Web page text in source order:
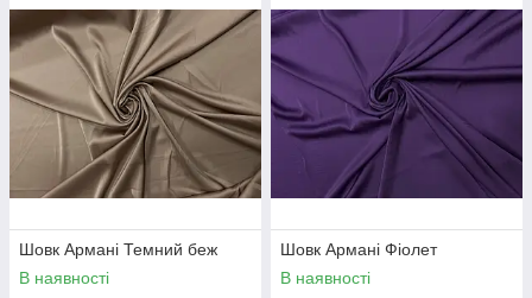
Шовк Армані Темний беж
В наявності
Шовк Армані Фіолет
В наявності